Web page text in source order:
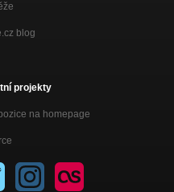
blog
projekty
na homepage